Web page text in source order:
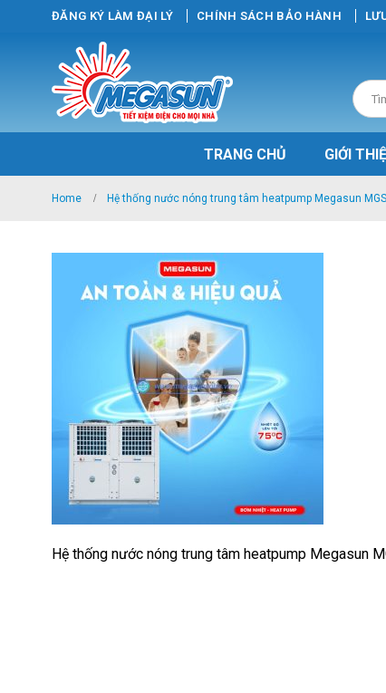
ĐĂNG KÝ LÀM ĐẠI LÝ CHÍNH SÁCH BẢO HÀNH
TRANG CHỦ GIỚI
Home Hệ thống nước nóng trung tâm heatpump Megasun
Hệ thống nước nóng trung tâm heatpump Megasun